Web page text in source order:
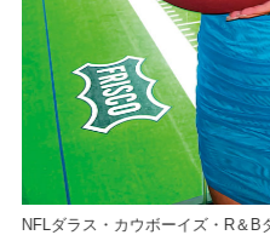
NFLダラス・カウボーイズ・R＆